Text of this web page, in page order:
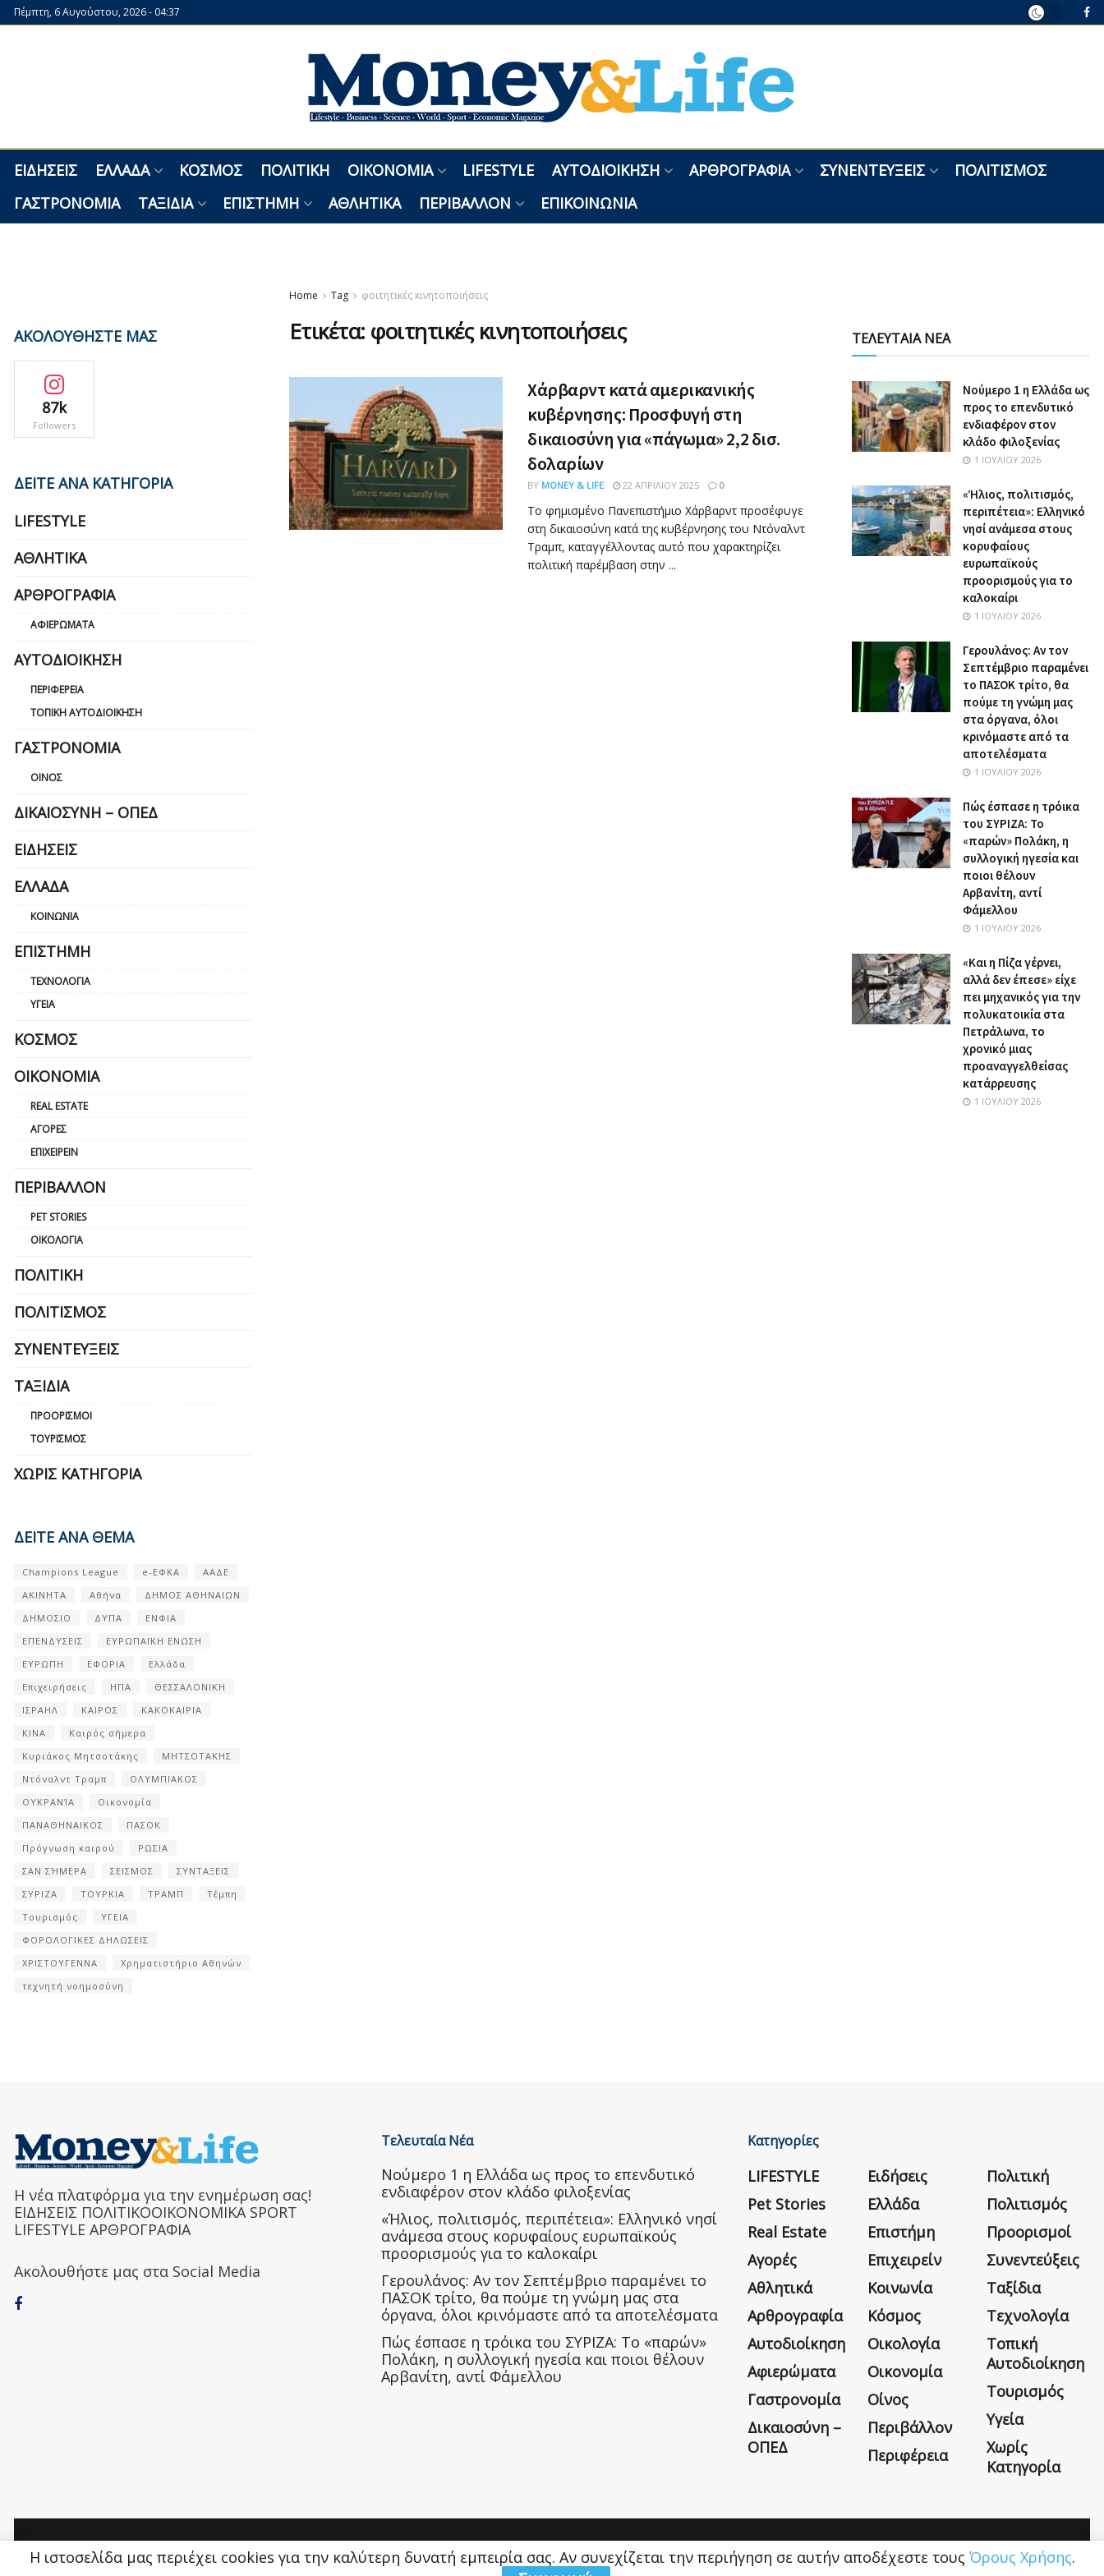
Πέμπτη, 6 Αυγούστου, 2026 - 04:37
ΕΙΔΉΣΕΙΣ ΕΛΛΆΔΑ ΚΌΣΜΟΣ ΠΟΛΙΤΙΚΉ ΟΙΚΟΝΟΜΊΑ LIFESTYLE ΑΥΤΟΔΙΟΊΚΗΣΗ ΑΡΘΡΟΓΡΑΦΊΑ ΣΥΝΕΝΤΕΎΞΕΙΣ
ΠΟΛΙΤΙΣΜΌΣ
ΓΑΣΤΡΟΝΟΜΊΑ
ΤΑΞΊΔΙΑ ΕΠΙΣΤΉΜΗ ΑΘΛΗΤΙΚΆ ΠΕΡΙΒΆΛΛΟΝ ΕΠΙΚΟΙΝΩΝΊΑ
Home Tag φοιτητικές κινητοποιήσεις
Ετικέτα: φοιτητικές κινητοποιήσεις
Χάρβαρντ κατά αμερικανικής
κυβέρνησης: Προσφυγή στη
δικαιοσύνη για «πάγωμα» 2,2 δισ.
δολαρίων
BY MONEY & LIFE 22 ΑΠΡΙΛΊΟΥ 2025 0
Το φημισμένο Πανεπιστήμιο Χάρβαρντ προσέφυγε
στη δικαιοσύνη κατά της κυβέρνησης του Ντόναλντ
Τραμπ, καταγγέλλοντας αυτό που χαρακτηρίζει
πολιτική παρέμβαση στην ...
ΑΚΟΛΟΥΘΗΣΤΕ ΜΑΣ
87k
Followers
ΔΕΙΤΕ ΑΝΑ ΚΑΤΗΓΟΡΙΑ
LIFESTYLE
ΑΘΛΗΤΙΚΆ
ΑΡΘΡΟΓΡΑΦΊΑ
ΑΦΙΕΡΏΜΑΤΑ
ΑΥΤΟΔΙΟΊΚΗΣΗ
ΠΕΡΙΦΈΡΕΙΑ
ΤΟΠΙΚΉ ΑΥΤΟΔΙΟΊΚΗΣΗ
ΓΑΣΤΡΟΝΟΜΊΑ
ΟΊΝΟΣ
ΔΙΚΑΙΟΣΎΝΗ – ΟΠΕΔ
ΕΙΔΉΣΕΙΣ
ΕΛΛΆΔΑ
ΚΟΙΝΩΝΊΑ
ΕΠΙΣΤΉΜΗ
ΤΕΧΝΟΛΟΓΊΑ
ΥΓΕΊΑ
ΚΌΣΜΟΣ
ΟΙΚΟΝΟΜΊΑ
REAL ESTATE
ΑΓΟΡΈΣ
ΕΠΙΧΕΙΡΕΊΝ
ΠΕΡΙΒΆΛΛΟΝ
PET STORIES
ΟΙΚΟΛΟΓΊΑ
ΠΟΛΙΤΙΚΉ
ΠΟΛΙΤΙΣΜΌΣ
ΣΥΝΕΝΤΕΎΞΕΙΣ
ΤΑΞΊΔΙΑ
ΠΡΟΟΡΙΣΜΟΊ
ΤΟΥΡΙΣΜΌΣ
ΧΩΡΊΣ ΚΑΤΗΓΟΡΊΑ
ΔΕΙΤΕ ΑΝΑ ΘΕΜΑ
Champions League e-ΕΦΚΑ
ΑΑΔΕ
ΑΚΙΝΗΤΑ
Αθήνα
ΔΗΜΟΣ ΑΘΗΝΑΙΩΝ
ΔΗΜΟΣΙΟ
ΔΥΠΑ
ΕΝΦΙΑ
ΕΠΕΝΔΥΣΕΙΣ
ΕΥΡΩΠΑΪΚΗ ΕΝΩΣΗ
ΕΥΡΩΠΗ
ΕΦΟΡΙΑ
Ελλάδα
Επιχειρήσεις
ΗΠΑ
ΘΕΣΣΑΛΟΝΙΚΗ
ΙΣΡΑΗΛ
ΚΑΙΡΟΣ
ΚΑΚΟΚΑΙΡΙΑ
ΚΙΝΑ
Καιρός σήμερα
Κυριάκος Μητσοτάκης
ΜΗΤΣΟΤΑΚΗΣ
Ντόναλντ Τραμπ
ΟΛΥΜΠΙΑΚΟΣ
ΟΥΚΡΑΝΊΑ
Οικονομία
ΠΑΝΑΘΗΝΑΙΚΟΣ
ΠΑΣΟΚ
Πρόγνωση καιρού
ΡΩΣΙΑ
ΣΑΝ ΣΉΜΕΡΑ
ΣΕΙΣΜΟΣ
ΣΥΝΤΑΞΕΙΣ
ΣΥΡΙΖΑ
ΤΟΥΡΚΙΑ ΤΡΑΜΠ
Τέμπη
Τουρισμός
ΥΓΕΙΑ
ΦΟΡΟΛΟΓΙΚΕΣ ΔΗΛΩΣΕΙΣ
ΧΡΙΣΤΟΥΓΕΝΝΑ
Χρηματιστήριο Αθηνών
τεχνητή νοημοσύνη
ΤΕΛΕΥΤΑΙΑ ΝΕΑ
Nούμερο 1 η Ελλάδα ως
προς το επενδυτικό
ενδιαφέρον στον
κλάδο φιλοξενίας
1 ΙΟΥΛΊΟΥ 2026
«Ήλιος, πολιτισμός,
περιπέτεια»: Ελληνικό
νησί ανάμεσα στους
κορυφαίους
ευρωπαϊκούς
προορισμούς για το
καλοκαίρι
1 ΙΟΥΛΊΟΥ 2026
Γερουλάνος: Αν τον
Σεπτέμβριο παραμένει
το ΠΑΣΟΚ τρίτο, θα
πούμε τη γνώμη μας
στα όργανα, όλοι
κρινόμαστε από τα
αποτελέσματα
1 ΙΟΥΛΊΟΥ 2026
Πώς έσπασε η τρόικα
του ΣΥΡΙΖΑ: Το
«παρών» Πολάκη, η
συλλογική ηγεσία και
ποιοι θέλουν
Αρβανίτη, αντί
Φάμελλου
1 ΙΟΥΛΊΟΥ 2026
«Και η Πίζα γέρνει,
αλλά δεν έπεσε» είχε
πει μηχανικός για την
πολυκατοικία στα
Πετράλωνα, το
χρονικό μιας
προαναγγελθείσας
κατάρρευσης
1 ΙΟΥΛΊΟΥ 2026
Η νέα πλατφόρμα για την ενημέρωση σας!
ΕΙΔΗΣΕΙΣ ΠΟΛΙΤΙΚΟΟΙΚΟΝΟΜΙΚΑ SPORT
LIFESTYLE ΑΡΘΡΟΓΡΑΦΙΑ
Ακολουθήστε μας στα Social Media
Τελευταία Νέα
Nούμερο 1 η Ελλάδα ως προς το επενδυτικό
ενδιαφέρον στον κλάδο φιλοξενίας
«Ήλιος, πολιτισμός, περιπέτεια»: Ελληνικό νησί
ανάμεσα στους κορυφαίους ευρωπαϊκούς
προορισμούς για το καλοκαίρι
Γερουλάνος: Αν τον Σεπτέμβριο παραμένει το
ΠΑΣΟΚ τρίτο, θα πούμε τη γνώμη μας στα
όργανα, όλοι κρινόμαστε από τα αποτελέσματα
Πώς έσπασε η τρόικα του ΣΥΡΙΖΑ: Το «παρών»
Πολάκη, η συλλογική ηγεσία και ποιοι θέλουν
Αρβανίτη, αντί Φάμελλου
Κατηγορίες
LIFESTYLE
Pet Stories
Real Estate
Αγορές
Αθλητικά
Αρθρογραφία
Αυτοδιοίκηση
Αφιερώματα
Γαστρονομία
Δικαιοσύνη –
ΟΠΕΔ
Ειδήσεις
Ελλάδα
Επιστήμη
Επιχειρείν
Κοινωνία
Κόσμος
Οικολογία
Οικονομία
Οίνος
Περιβάλλον
Περιφέρεια
Πολιτική
Πολιτισμός
Προορισμοί
Συνεντεύξεις
Ταξίδια
Τεχνολογία
Τοπική
Αυτοδιοίκηση
Τουρισμός
Υγεία
Χωρίς
Κατηγορία
Η εταιρεία Όροι Χρήσης Επικοινωνία
Η ιστοσελίδα μας περιέχει cookies για την καλύτερη δυνατή εμπειρία σας. Αν συνεχίζεται την περιήγηση σε αυτήν αποδέχεστε τους Όρους Χρήσης.